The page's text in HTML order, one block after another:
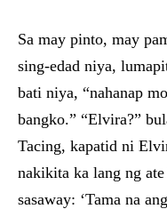
Sa may pinto, may
sing-edad niya,
bati niya, “nahanap
bangko.” “Elvira?”
Tacing, kapatid ni
nakikita ka lang ng
sasaway: ‘Tama na